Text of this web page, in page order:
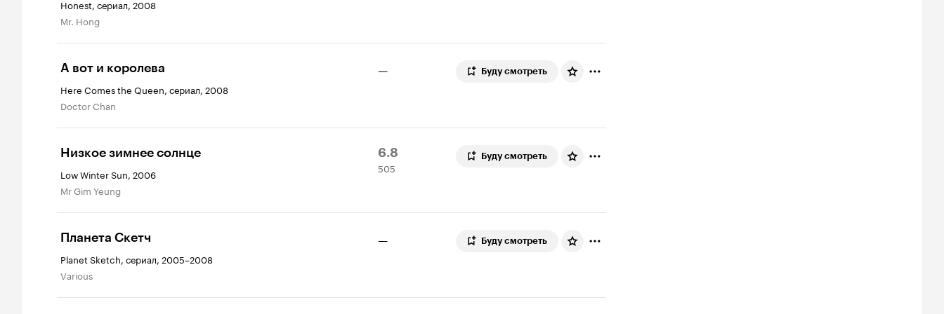
Honest, сериал, 2008
Mr. Hong
А вот и королева
Here Comes the Queen, сериал, 2008
Doctor Chan
— Буду смотреть
Низкое зимнее солнце
Low Winter Sun, 2006
Mr Gim Yeung
Рейтинг
Кинопоиска
6.8
505
оценок
505
Буду смотреть
Планета Скетч
Planet Sketch, сериал, 2005–2008
Various
— Буду смотреть